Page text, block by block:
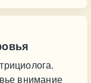
внимание